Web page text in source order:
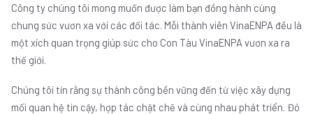
Công ty chúng tôi mong muốn được làm bạn đồng hành cùng
chung sức vươn xa với các đối tác. Mỗi thành viên VinaENPA đều là
một xích quan trọng giúp sức cho Con Tàu VinaENPA vươn xa ra
thế giới.
Chúng tôi tin rằng sự thành công bền vững đến từ việc xây dựng
mối quan hệ tin cậy, hợp tác chặt chẽ và cùng nhau phát triển. Đó